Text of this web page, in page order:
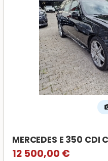
MERCEDES E 350
12 500,00 €